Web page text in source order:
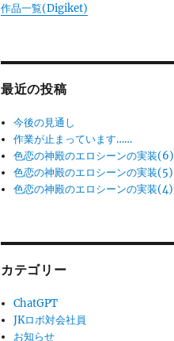
作品一覧(Digiket)
最近の投稿
今後の見通し
作業が止まっています……
色恋の神殿のエロシーンの実装(6)
色恋の神殿のエロシーンの実装(5)
色恋の神殿のエロシーンの実装(4)
カテゴリー
ChatGPT
JKロボ対会社員
お知らせ